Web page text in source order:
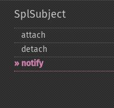
SplSubject
attach
detach
notify